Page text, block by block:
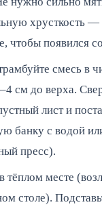
хрусткость —
чтобы появился
смесь в
см до верха.
лист и
банку с водой
пресс).
тёплом месте
столе).